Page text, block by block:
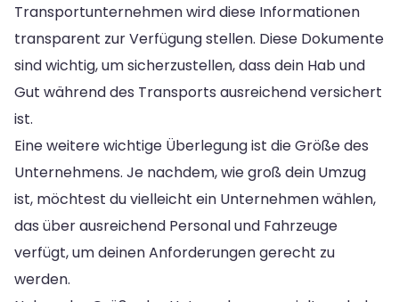
Transportunternehmen wird diese Informationen
transparent zur Verfügung stellen. Diese Dokumente
sind wichtig, um sicherzustellen, dass dein Hab und
Gut während des Transports ausreichend versichert
ist.
Eine weitere wichtige Überlegung ist die Größe des
Unternehmens. Je nachdem, wie groß dein Umzug
ist, möchtest du vielleicht ein Unternehmen wählen,
das über ausreichend Personal und Fahrzeuge
verfügt, um deinen Anforderungen gerecht zu
werden.